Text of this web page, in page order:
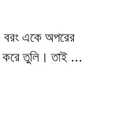
বরং একে অপরের
করে তুলি। তাই ...